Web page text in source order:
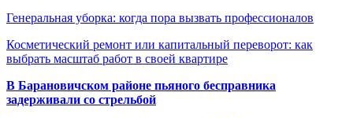
Генеральная уборка: когда пора вызвать профессионалов
Косметический ремонт или капитальный переворот: как
выбрать масштаб работ в своей квартире
В Барановичском районе пьяного бесправника
задерживали со стрельбой